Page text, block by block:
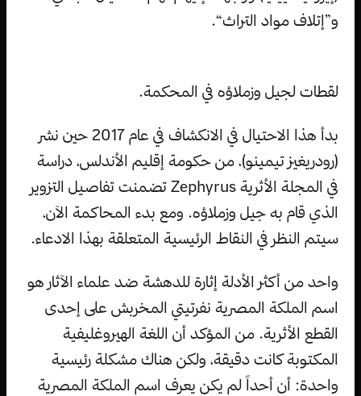
و”إتلاف مواد التراث“.
لقطات لجيل وزملاؤه في المحكمة.
بدأ هذا الاحتيال في الانكشاف في عام 2017 حين نشر
(رودريغيز تيمينو)، من حكومة إقليم الأندلس، دراسة
في المجلة الأثرية Zephyrus تضمنت تفاصيل التزوير
الذي قام به جيل وزملاؤه. ومع بدء المحاكمة الآن،
سيتم النظر في النقاط الرئيسية المتعلقة بهذا الادعاء.
واحد من أكثر الأدلة إثارة للدهشة ضد علماء الآثار هو
اسم الملكة المصرية نفرتيتي المخربش على إحدى
القطع الأثرية. من المؤكد أن اللغة الهيروغليفية
المكتوبة كانت دقيقة، ولكن هناك مشكلة رئيسية
واحدة: أن أحداً لم يكن يعرف اسم الملكة المصرية